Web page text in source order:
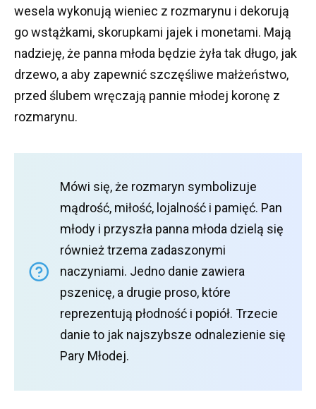
wesela wykonują wieniec z rozmarynu i dekorują
go wstążkami, skorupkami jajek i monetami. Mają
nadzieję, że panna młoda będzie żyła tak długo, jak
drzewo, a aby zapewnić szczęśliwe małżeństwo,
przed ślubem wręczają pannie młodej koronę z
rozmarynu.
Mówi się, że rozmaryn symbolizuje
mądrość, miłość, lojalność i pamięć. Pan
młody i przyszła panna młoda dzielą się
również trzema zadaszonymi
naczyniami. Jedno danie zawiera
pszenicę, a drugie proso, które
reprezentują płodność i popiół. Trzecie
danie to jak najszybsze odnalezienie się
Pary Młodej.